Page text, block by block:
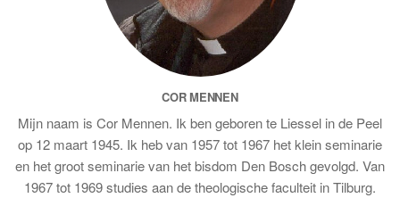
COR MENNEN
Mijn naam is Cor Mennen. Ik ben geboren te Liessel in de Peel
op 12 maart 1945. Ik heb van 1957 tot 1967 het klein seminarie
en het groot seminarie van het bisdom Den Bosch gevolgd. Van
1967 tot 1969 studies aan de theologische faculteit in Tilburg.